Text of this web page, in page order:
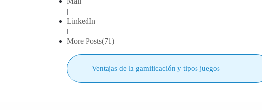
LinkedIn
More Posts(71)
Ventajas de la gamificación y tipos juegos